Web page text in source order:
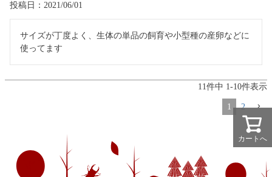
投稿日 2021/06/01
サイズが丁度よく、生体の単品の飼育や小型種の産卵などに
使ってます
11件中 1-10件表示
1 2
カートへ